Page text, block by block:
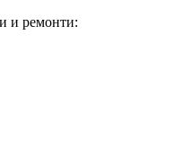
и ремонти: